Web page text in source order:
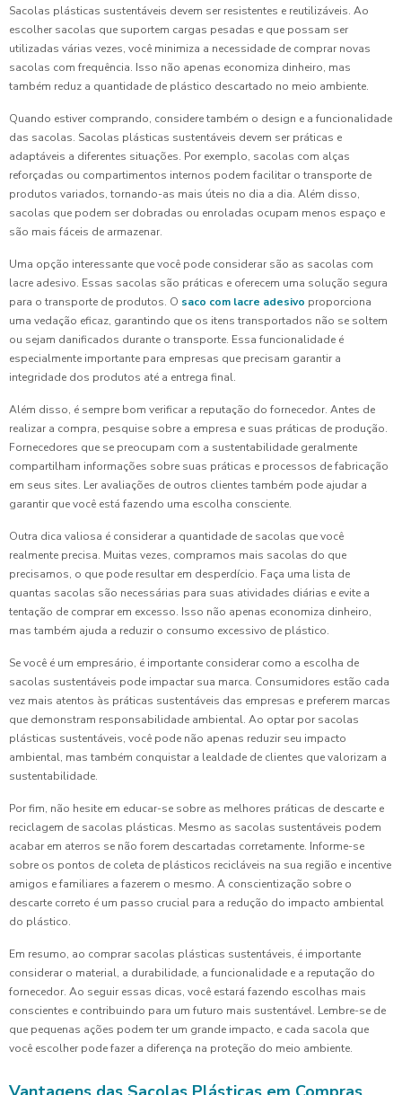
Sacolas plásticas sustentáveis devem ser resistentes e reutilizáveis. Ao
escolher sacolas que suportem cargas pesadas e que possam ser
utilizadas várias vezes, você minimiza a necessidade de comprar novas
sacolas com frequência. Isso não apenas economiza dinheiro, mas
também reduz a quantidade de plástico descartado no meio ambiente.
Quando estiver comprando, considere também o design e a funcionalidade
das sacolas. Sacolas plásticas sustentáveis devem ser práticas e
adaptáveis a diferentes situações. Por exemplo, sacolas com alças
reforçadas ou compartimentos internos podem facilitar o transporte de
produtos variados, tornando-as mais úteis no dia a dia. Além disso,
sacolas que podem ser dobradas ou enroladas ocupam menos espaço e
são mais fáceis de armazenar.
Uma opção interessante que você pode considerar são as sacolas com
lacre adesivo. Essas sacolas são práticas e oferecem uma solução segura
para o transporte de produtos. O saco com lacre adesivo proporciona
uma vedação eficaz, garantindo que os itens transportados não se soltem
ou sejam danificados durante o transporte. Essa funcionalidade é
especialmente importante para empresas que precisam garantir a
integridade dos produtos até a entrega final.
Além disso, é sempre bom verificar a reputação do fornecedor. Antes de
realizar a compra, pesquise sobre a empresa e suas práticas de produção.
Fornecedores que se preocupam com a sustentabilidade geralmente
compartilham informações sobre suas práticas e processos de fabricação
em seus sites. Ler avaliações de outros clientes também pode ajudar a
garantir que você está fazendo uma escolha consciente.
Outra dica valiosa é considerar a quantidade de sacolas que você
realmente precisa. Muitas vezes, compramos mais sacolas do que
precisamos, o que pode resultar em desperdício. Faça uma lista de
quantas sacolas são necessárias para suas atividades diárias e evite a
tentação de comprar em excesso. Isso não apenas economiza dinheiro,
mas também ajuda a reduzir o consumo excessivo de plástico.
Se você é um empresário, é importante considerar como a escolha de
sacolas sustentáveis pode impactar sua marca. Consumidores estão cada
vez mais atentos às práticas sustentáveis das empresas e preferem marcas
que demonstram responsabilidade ambiental. Ao optar por sacolas
plásticas sustentáveis, você pode não apenas reduzir seu impacto
ambiental, mas também conquistar a lealdade de clientes que valorizam a
sustentabilidade.
Por fim, não hesite em educar-se sobre as melhores práticas de descarte e
reciclagem de sacolas plásticas. Mesmo as sacolas sustentáveis podem
acabar em aterros se não forem descartadas corretamente. Informe-se
sobre os pontos de coleta de plásticos recicláveis na sua região e incentive
amigos e familiares a fazerem o mesmo. A conscientização sobre o
descarte correto é um passo crucial para a redução do impacto ambiental
do plástico.
Em resumo, ao comprar sacolas plásticas sustentáveis, é importante
considerar o material, a durabilidade, a funcionalidade e a reputação do
fornecedor. Ao seguir essas dicas, você estará fazendo escolhas mais
conscientes e contribuindo para um futuro mais sustentável. Lembre-se de
que pequenas ações podem ter um grande impacto, e cada sacola que
você escolher pode fazer a diferença na proteção do meio ambiente.